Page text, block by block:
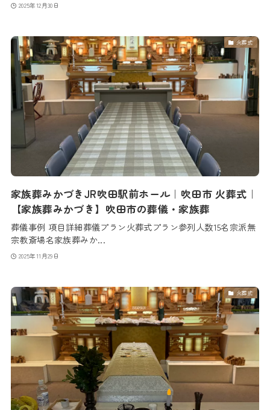
2025年12月30日
火葬式
家族葬みかづきJR吹田駅前ホール｜吹田市 火葬式｜
【家族葬みかづき】吹田市の葬儀・家族葬
葬儀事例 項目詳細葬儀プラン火葬式プラン参列人数15名宗派無
宗教斎場名家族葬みか...
2025年11月29日
火葬式